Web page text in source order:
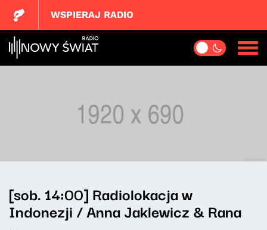
WSPIERAJ RADIO
[sob. 14:00] Radiolokacja w
Indonezji / Anna Jaklewicz & Rana